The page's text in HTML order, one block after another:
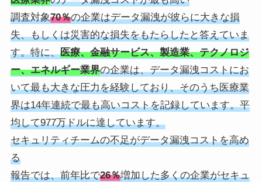
調査対象70％の企業はデータ漏洩が彼らに大きな損
失、もしくは災害的な損失をもたらしたと答えていま
す。特に、医療、金融サービス、製造業、テクノロジ
ー、エネルギー業界の企業は、データ漏洩コストにお
いて最も大きな圧力を経験しており、そのうち医療業
界は14年連続で最も高いコストを記録しています。平
均して977万ドルに達しています。
セキュリティチームの不足がデータ漏洩コストを高め
る
報告では、前年比で26％増加した多くの企業がセキュ